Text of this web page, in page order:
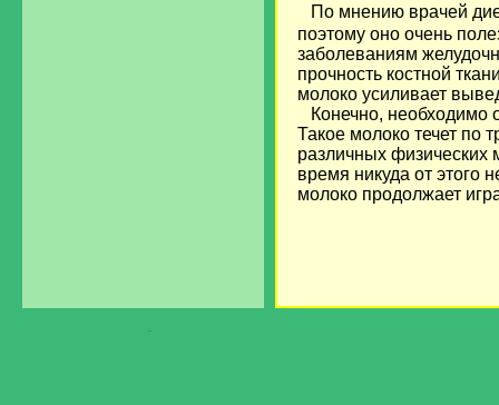
По мнению врачей
поэтому оно очень
заболеваниям
прочность костной
молоко усиливает
Конечно, необходимо
Такое молоко течет по
различных физических
время никуда от этого
молоко продолжает